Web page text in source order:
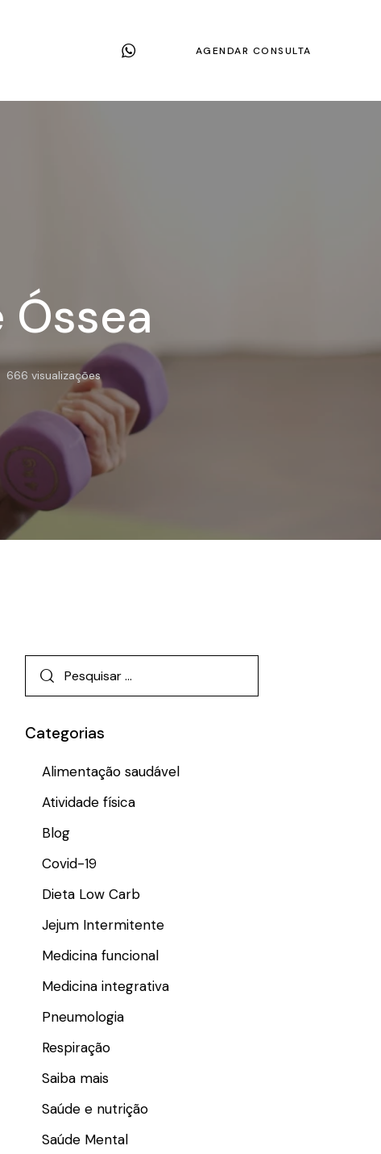
AGENDAR CONSULTA
Óssea
666 visualizações
Categorias
Alimentação saudável
Atividade física
Blog
Covid-19
Dieta Low Carb
Jejum Intermitente
Medicina funcional
Medicina integrativa
Pneumologia
Respiração
Saiba mais
Saúde e nutrição
Saúde Mental